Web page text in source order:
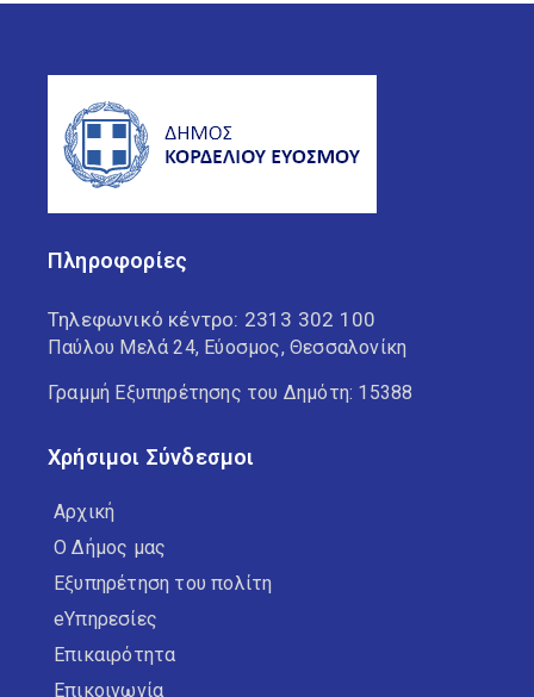
Πληροφορίες
Τηλεφωνικό κέντρο: 2313 302 100
Παύλου Μελά 24, Εύοσμος, Θεσσαλονίκη
Γραμμή Εξυπηρέτησης του Δημότη: 15388
Χρήσιμοι Σύνδεσμοι
Αρχική
Ο Δήμος μας
Εξυπηρέτηση του πολίτη
eΥπηρεσίες
Επικαιρότητα
Επικοινωνία